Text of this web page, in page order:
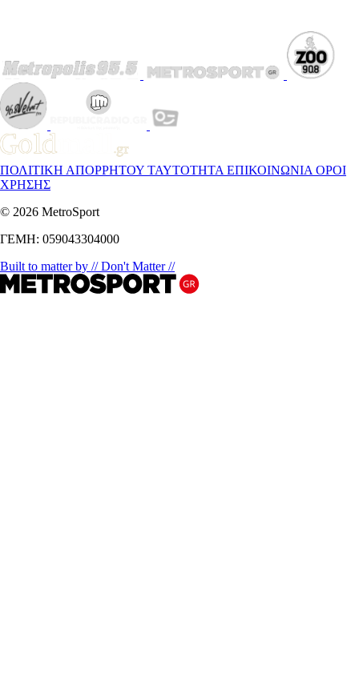
ΠΟΛΙΤΙΚΗ ΑΠΟΡΡΗΤΟΥ ΤΑΥΤΟΤΗΤΑ ΕΠΙΚΟΙΝΩΝΙΑ ΟΡΟΙ
ΧΡΗΣΗΣ
© 2026 MetroSport
ΓΕΜΗ: 059043304000
Built to matter by // Don't Matter //